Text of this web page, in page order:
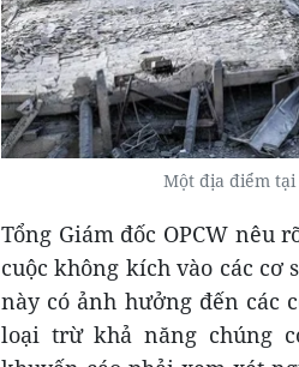
Một địa điểm tại
Tổng Giám đốc OPCW nêu
cuộc không kích vào các cơ
này có ảnh hưởng đến các
loại trừ khả năng chúng